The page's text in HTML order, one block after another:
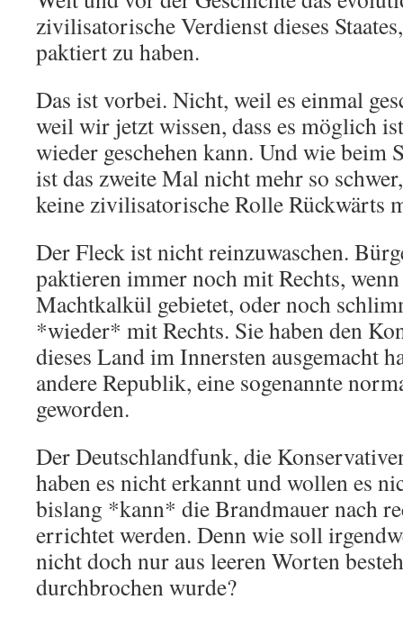
zivilisatorische Verdienst dieses
paktiert zu haben.
Das ist vorbei. Nicht, weil es einmal
weil wir jetzt wissen, dass es möglich
wieder geschehen kann. Und wie beim
ist das zweite Mal nicht mehr so
keine zivilisatorische Rolle Rückwärts
Der Fleck ist nicht reinzuwaschen.
paktieren immer noch mit Rechts,
Machtkalkül gebietet, oder noch
*wieder* mit Rechts. Sie haben den
dieses Land im Innersten ausgemacht
andere Republik, eine sogenannte
geworden.
Der Deutschlandfunk, die
haben es nicht erkannt und wollen es
bislang *kann* die Brandmauer nach
errichtet werden. Denn wie soll
nicht doch nur aus leeren Worten
durchbrochen wurde?